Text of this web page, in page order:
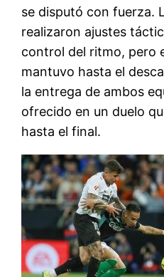
se disputó con fuerza.
realizaron ajustes
control del ritmo, pero
mantuvo hasta el
la entrega de ambos
ofrecido en un duelo
hasta el final.